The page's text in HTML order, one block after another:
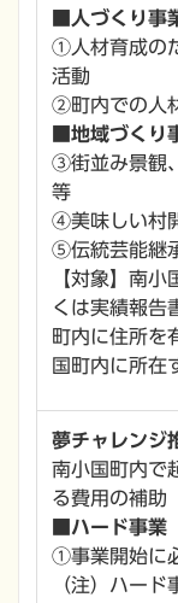
■人づくり事
①人材育成の
活動
②町内での人
■地域づくり
③街並み景観
等
④美味しい村
⑤伝統芸能継
【対象】南
くは実績報告
町内に住所を
国町内に所在
夢チャレンジ
南小国町内で
る費用の補助
■ハード事業
①事業開始に
（注）ハー